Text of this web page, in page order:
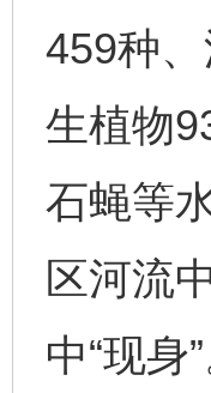
459种
生植物
石蝇等
区河流
中“现身